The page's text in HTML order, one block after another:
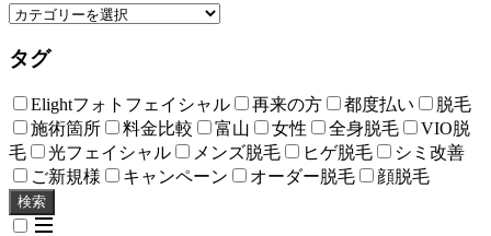
タグ
Elightフォトフェイシャル 再来の方 都度払い
脱毛
施術箇所
料金比較 富山 女性 全身脱毛
VIO脱
毛
光フェイシャル メンズ脱毛 ヒゲ脱毛
シミ改善
ご新規様
キャンペーン オーダー脱毛 顔脱毛
検索